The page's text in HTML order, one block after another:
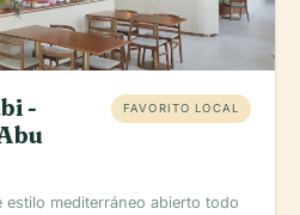
-
FAVORITO LOCAL
estilo mediterráneo abierto todo